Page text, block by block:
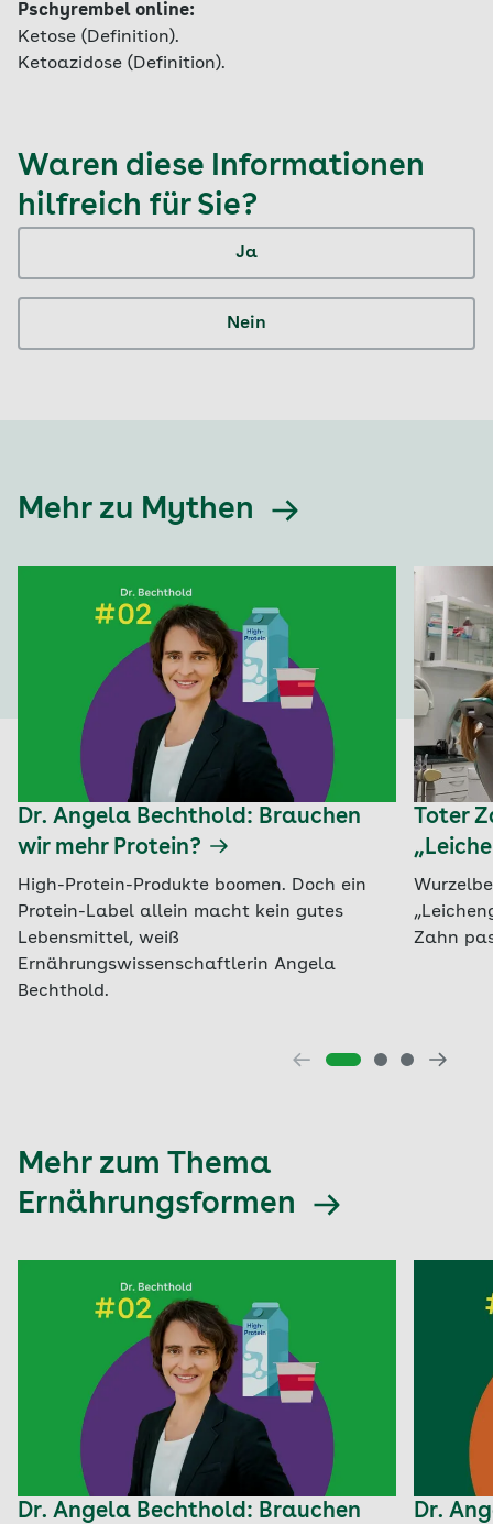
Pschyrembel online:
Ketose (Definition).
Ketoazidose (Definition).
Waren diese Informationen
hilfreich für Sie?
Ja
Nein
Mehr zu Mythen
Dr. Angela Bechthold: Brauchen
wir mehr Protein?
High-Protein-Produkte boomen. Doch ein
Protein-Label allein macht kein gutes
Lebensmittel, weiß
Ernährungswissenschaftlerin Angela
Bechthold.
Toter
Zahn
Mehr zum Thema
Ernährungsformen
Dr. Angela Bechthold: Brauchen
Dr.